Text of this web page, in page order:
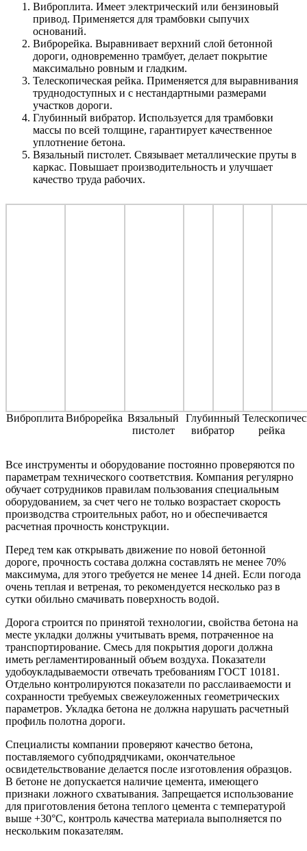
Виброплита. Имеет электрический или бензиновый
привод. Применяется для трамбовки сыпучих
оснований.
Виброрейка. Выравнивает верхний слой бетонной
дороги, одновременно трамбует, делает покрытие
максимально ровным и гладким.
Телескопическая рейка. Применяется для выравнивания
труднодоступных и с нестандартными размерами
участков дороги.
Глубинный вибратор. Используется для трамбовки
массы по всей толщине, гарантирует качественное
уплотнение бетона.
Вязальный пистолет. Связывает металлические пруты в
каркас. Повышает производительность и улучшает
качество труда рабочих.
Виброплита Виброрейка Вязальный
пистолет
Глубинный
вибратор
рейка
Все инструменты и оборудование постоянно проверяются по
параметрам технического соответствия. Компания регулярно
обучает сотрудников правилам пользования специальным
оборудованием, за счет чего не только возрастает скорость
производства строительных работ, но и обеспечивается
расчетная прочность конструкции.
Перед тем как открывать движение по новой бетонной
дороге, прочность состава должна составлять не менее 70%
максимума, для этого требуется не менее 14 дней. Если погода
очень теплая и ветреная, то рекомендуется несколько раз в
сутки обильно смачивать поверхность водой.
Дорога строится по принятой технологии, свойства бетона на
месте укладки должны учитывать время, потраченное на
транспортирование. Смесь для покрытия дороги должна
иметь регламентированный объем воздуха. Показатели
удобоукладываемости отвечать требованиям ГОСТ 10181.
Отдельно контролируются показатели по расслаиваемости и
сохранности требуемых свежеуложенных геометрических
параметров. Укладка бетона не должна нарушать расчетный
профиль полотна дороги.
Специалисты компании проверяют качество бетона,
поставляемого субподрядчиками, окончательное
освидетельствование делается после изготовления образцов.
В бетоне не допускается наличие цемента, имеющего
признаки ложного схватывания. Запрещается использование
для приготовления бетона теплого цемента с температурой
выше +30°С, контроль качества материала выполняется по
нескольким показателям.